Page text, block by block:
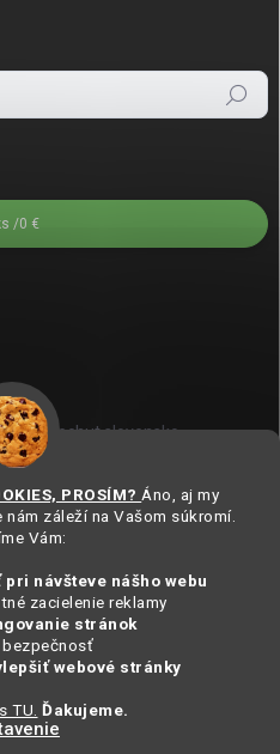
PROSÍM? Áno, aj my
záleží na Vašom súkromí.
Vám:
návšteve nášho webu
zacielenie reklamy
stránok
webové stránky
TU. Ďakujeme.
Hľadať
/0 €
mamechut.slovensko
. Všechna práva vyhrazena.